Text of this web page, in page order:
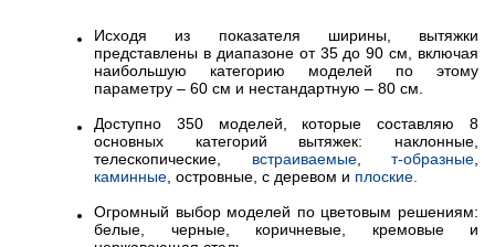
Исходя из показателя ширины, вытяжки
представлены в диапазоне от 35 до 90 см, включая
наибольшую категорию моделей по этому
параметру – 60 см и нестандартную – 80 см.
Доступно 350 моделей, которые составляю 8
основных категорий вытяжек: наклонные,
телескопические, встраиваемые, т-образные
каминные , островные, с деревом и плоские.
Огромный выбор моделей по цветовым решениям:
белые, черные, коричневые, кремовые и